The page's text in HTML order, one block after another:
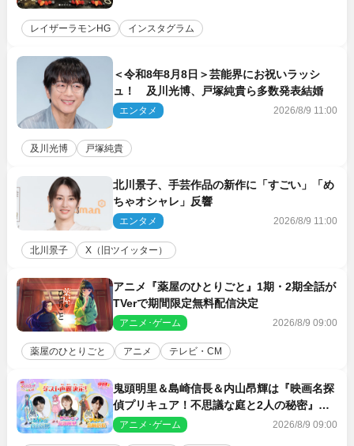
レイザーラモンHG インスタグラム
＜令和8年8月8日＞芸能界にお祝いラッシ
ュ！ 及川光博、戸塚純貴ら多数発表結婚
エンタメ 2026/8/9 11:00
及川光博 戸塚純貴
北川景子、手芸作品の新作に「すごい」「め
ちゃオシャレ」反響
エンタメ 2026/8/9 11:00
北川景子 X（旧ツイッター）
アニメ『薬屋のひとりごと』1期・2期全話が
TVerで期間限定無料配信決定
アニメ･ゲーム 2026/8/9 09:00
薬屋のひとりごと アニメ テレビ・CM
鬼頭明里＆島崎信長＆内山昂輝は『映画名探
偵プリキュア！不思議な庭と2人の秘密』ゲ
スト声優に決定
アニメ･ゲーム 2026/8/9 09:00